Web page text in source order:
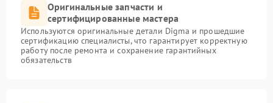
Оригинальные запчасти и
сертифицированные мастера
Используются оригинальные детали Digma и прошедшие
сертификацию специалисты, что гарантирует корректную
работу после ремонта и сохранение гарантийных
обязательств